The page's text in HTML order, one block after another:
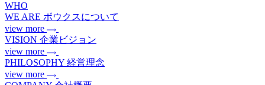
WHO
WE ARE ボウクスについて
view more
VISION 企業ビジョン
view more
PHILOSOPHY 経営理念
view more